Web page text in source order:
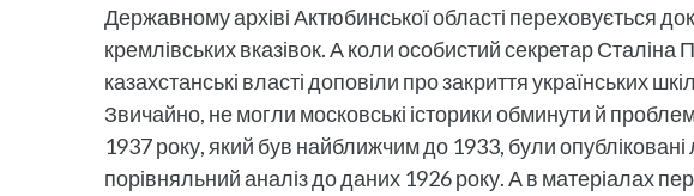
Державному архіві Актюбинської області переховується
кремлівських вказівок. А коли особистий секретар
казахстанські власті доповіли про закриття українських
Звичайно, не могли московські історики обминути й
1937 року, який був найближчим до 1933, були
порівняльний аналіз до даних 1926 року. А в матеріалах